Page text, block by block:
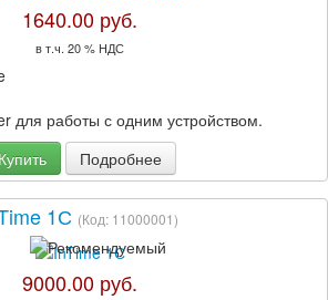
1640.00 руб.
в т.ч. 20 % НДС
для работы с одним устройством.
Купить
Подробнее
1С (Код: 11000001)
9000.00 руб.